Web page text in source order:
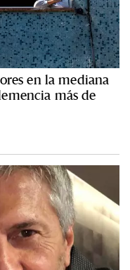
en la mediana
más de